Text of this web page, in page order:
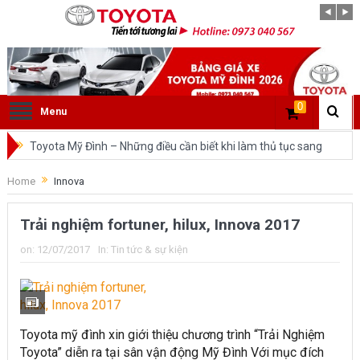
Menu 0
Toyota Mỹ Đình – Những điều cần biết khi làm thủ tục sang
tên ô tô trong cùng tỉnh.
So sánh Toyota Veloz Cross và Toyota Innova: Nên chọn xe
nào?
nhất trên thị trường.
Việt Nam?
Home Innova
Trải nghiệm fortuner, hilux, Innova 2017
on: 12/07/2017 In: Tin tức & sự kiện
Toyota mỹ đình xin giới thiệu chương trình “Trải Nghiệm
Toyota” diễn ra tại sân vận động Mỹ Đình Với mục đích